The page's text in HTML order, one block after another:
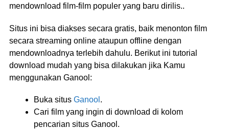
mendownload film-film populer yang baru dirilis..
Situs ini bisa diakses secara gratis, baik menonton film
secara streaming online ataupun offline dengan
mendownloadnya terlebih dahulu. Berikut ini tutorial
download mudah yang bisa dilakukan jika Kamu
menggunakan Ganool:
Buka situs Ganool .
Cari film yang ingin di download di kolom
pencarian situs Ganool.